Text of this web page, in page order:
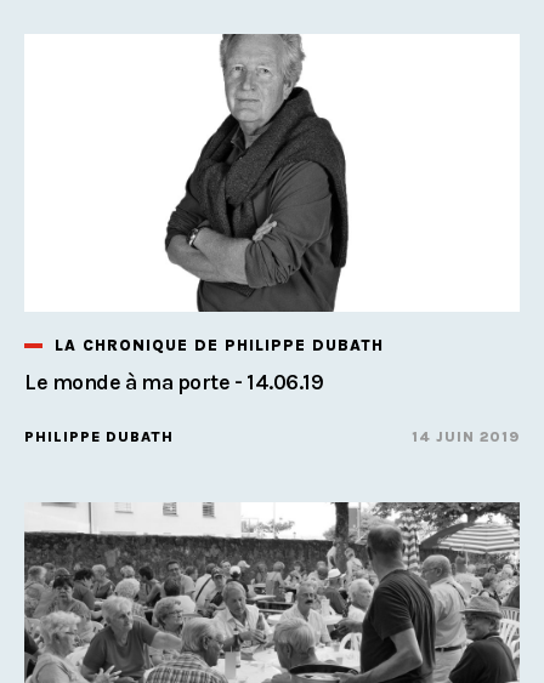
LA CHRONIQUE DE PHILIPPE DUBATH
Le monde à ma porte - 14.06.19
PHILIPPE DUBATH 14 JUIN 2019